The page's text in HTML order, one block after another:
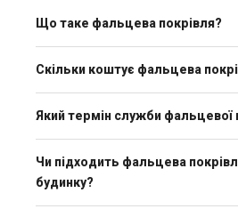
Що таке фальцева покрівля?
Скільки коштує фальцева
Який термін служби фальцевої
Чи підходить фальцева
будинку?